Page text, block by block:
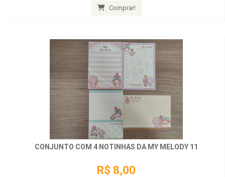
Comprar!
CONJUNTO COM 4 NOTINHAS DA MY MELODY 11
R$ 8,00